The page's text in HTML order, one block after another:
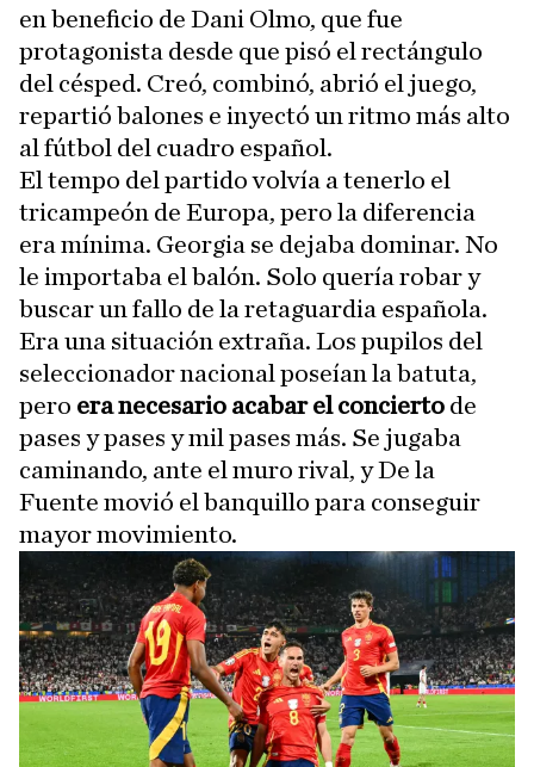
en beneficio de Dani Olmo, que fue
protagonista desde que pisó el rectángulo
del césped. Creó, combinó, abrió el juego,
repartió balones e inyectó un ritmo más alto
al fútbol del cuadro español.
El tempo del partido volvía a tenerlo el
tricampeón de Europa, pero la diferencia
era mínima. Georgia se dejaba dominar. No
le importaba el balón. Solo quería robar y
buscar un fallo de la retaguardia española.
Era una situación extraña. Los pupilos del
seleccionador nacional poseían la batuta,
pero era necesario acabar el concierto de
pases y pases y mil pases más. Se jugaba
caminando, ante el muro rival, y De la
Fuente movió el banquillo para conseguir
mayor movimiento.